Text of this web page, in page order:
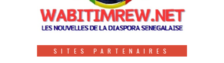
SITES PARTENAIRES